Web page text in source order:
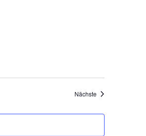
Nächste Veranstaltungen